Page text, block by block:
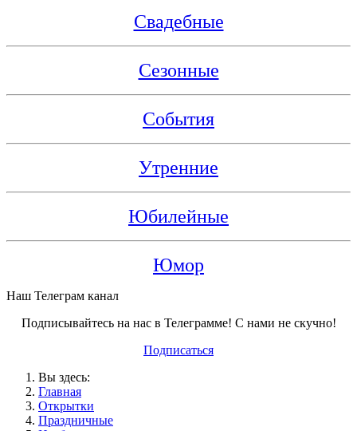
Свадебные
Сезонные
События
Утренние
Юбилейные
Юмор
Наш Телеграм канал
Подписывайтесь на нас в Телеграмме! С нами не скучно!
Подписаться
Вы здесь:
Главная
Открытки
Праздничные